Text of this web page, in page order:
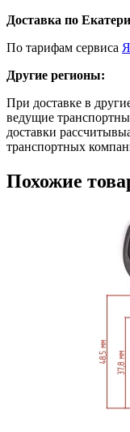
Доставка по
По тарифам сервиса
Другие регионы:
При доставке в
ведущие
доставки
транспортных
Похожие